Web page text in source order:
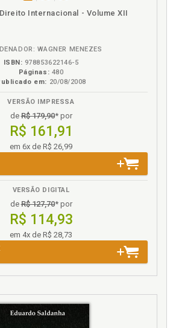
Disponível
páginas
Internacional - Volume XII
WAGNER MENEZES
ISBN: 978853622146-5
Páginas: 480
em: 20/08/2008
VERSÃO IMPRESSA
deR$ 179,90* por
R$ 161,91
em 6x de R$ 26,99
VERSÃO DIGITAL
deR$ 127,70* por
R$ 114,93
em 4x de R$ 28,73